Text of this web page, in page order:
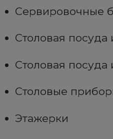
Сервировочные
Столовая посуда
Столовая
Столовые
Этажерки